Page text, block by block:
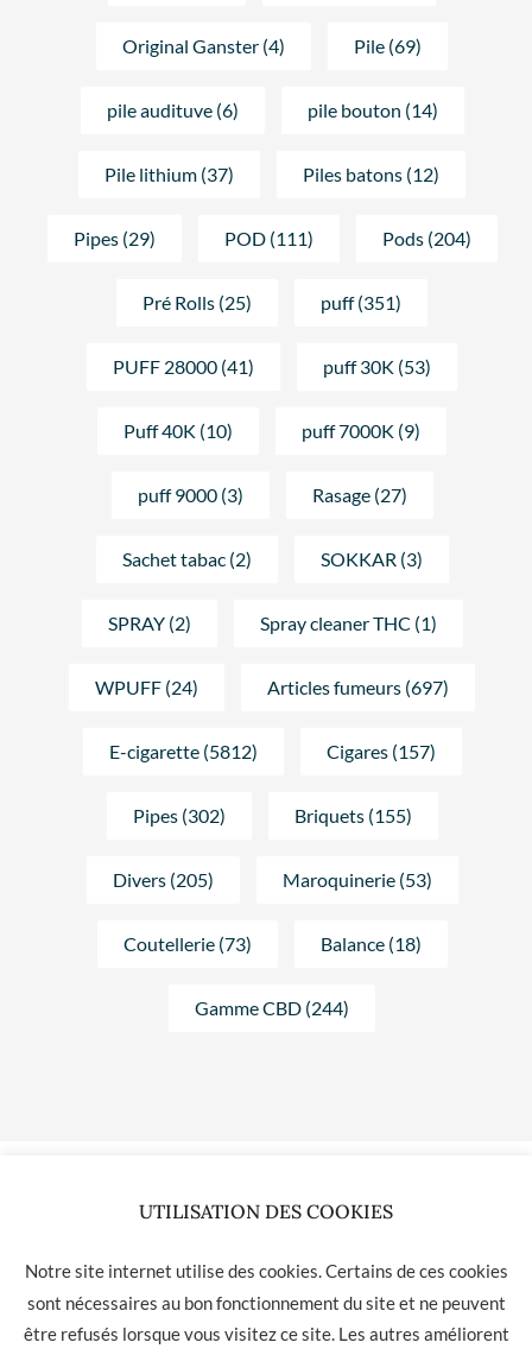
Original Ganster (4) Pile (69)
pile audituve (6) pile bouton (14)
Pile lithium (37) Piles batons (12)
Pipes (29) POD (111) Pods (204)
Pré Rolls (25) puff (351)
PUFF 28000 (41) puff 30K (53)
Puff 40K (10) puff 7000K (9)
puff 9000 (3) Rasage (27)
Sachet tabac (2) SOKKAR (3)
SPRAY (2) Spray cleaner THC (1)
WPUFF (24) Articles fumeurs (697)
E-cigarette (5812) Cigares (157)
Pipes (302) Briquets (155)
Divers (205) Maroquinerie (53)
Coutellerie (73) Balance (18)
Gamme CBD (244)
Aucun produit ne correspond à votre sélection.
UTILISATION DES COOKIES
Notre site internet utilise des cookies. Certains de ces cookies
sont nécessaires au bon fonctionnement du site et ne peuvent
être refusés lorsque vous visitez ce site. Les autres améliorent